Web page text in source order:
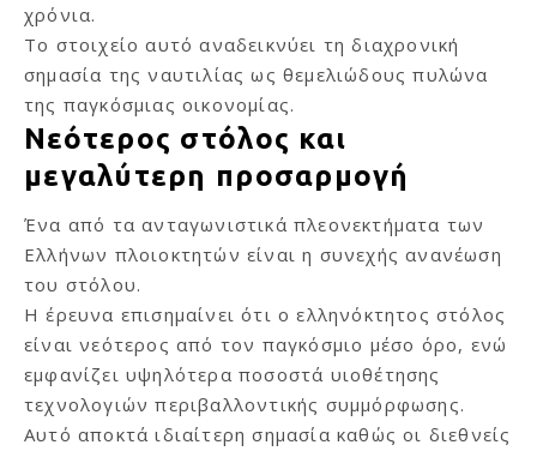
χρόνια.
Το στοιχείο αυτό αναδεικνύει τη διαχρονική
σημασία της ναυτιλίας ως θεμελιώδους πυλώνα
της παγκόσμιας οικονομίας.
Νεότερος στόλος και
μεγαλύτερη προσαρμογή
Ένα από τα ανταγωνιστικά πλεονεκτήματα των
Ελλήνων πλοιοκτητών είναι η συνεχής ανανέωση
του στόλου.
Η έρευνα επισημαίνει ότι ο ελληνόκτητος στόλος
είναι νεότερος από τον παγκόσμιο μέσο όρο, ενώ
εμφανίζει υψηλότερα ποσοστά υιοθέτησης
τεχνολογιών περιβαλλοντικής συμμόρφωσης.
Αυτό αποκτά ιδιαίτερη σημασία καθώς οι διεθνείς